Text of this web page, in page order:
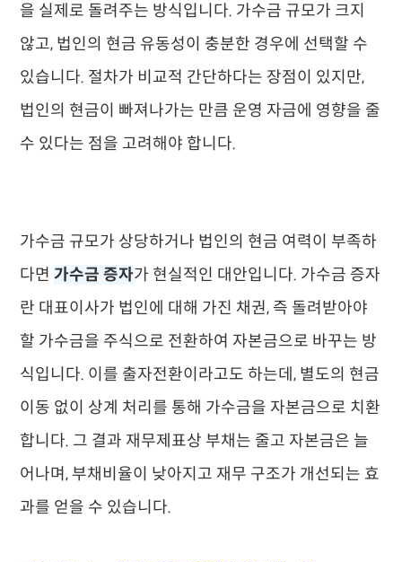
을 실제로 돌려주는 방식입니다. 가수금 규모가 크지
않고, 법인의 현금 유동성이 충분한 경우에 선택할 수
있습니다. 절차가 비교적 간단하다는 장점이 있지만,
법인의 현금이 빠져나가는 만큼 운영 자금에 영향을 줄
수 있다는 점을 고려해야 합니다.
가수금 규모가 상당하거나 법인의 현금 여력이 부족하
다면 가수금 증자가 현실적인 대안입니다. 가수금 증자
란 대표이사가 법인에 대해 가진 채권, 즉 돌려받아야
할 가수금을 주식으로 전환하여 자본금으로 바꾸는 방
식입니다. 이를 출자전환이라고도 하는데, 별도의 현금
이동 없이 상계 처리를 통해 가수금을 자본금으로 치환
합니다. 그 결과 재무제표상 부채는 줄고 자본금은 늘
어나며, 부채비율이 낮아지고 재무 구조가 개선되는 효
과를 얻을 수 있습니다.